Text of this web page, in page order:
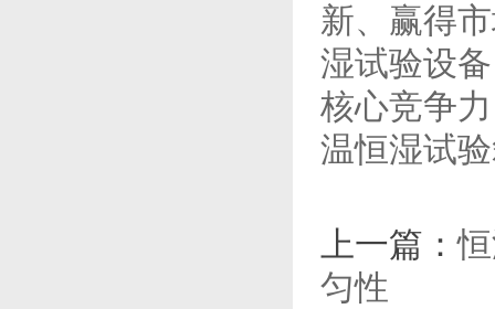
新、赢得
湿试验设
核心竞争
温恒湿试
上一篇：
匀性